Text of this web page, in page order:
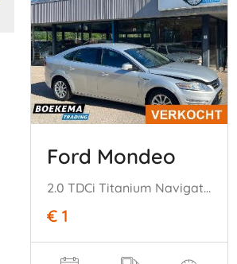
Ford Mondeo
2.0 TDCi Titanium Navigatie Climate Cruise PDC Trekh.
€ 1